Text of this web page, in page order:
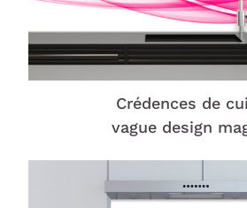
Crédences de
vague design